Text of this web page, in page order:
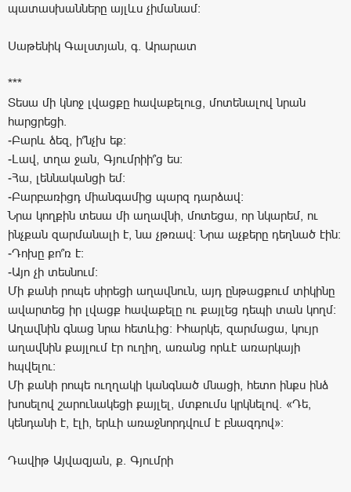
պատասխանները այլևս չիմանամ:
Սաթենիկ Գալստյան, գ. Արարատ
***
Տեսա մի կնոջ լվացքը հավաքելուց, մոտենալով նրան
հարցրեցի.
-Բարև ձեզ, ի՞նչխ եք:
-Լավ, տղա ջան, Գյումրիի՞ց ես:
-Հա, լեննականցի եմ:
-Բարբառիցդ միանգամից պարզ դարձավ:
Նրա կողքին տեսա մի աղավնի, մոտեցա, որ նկարեմ, ու
ինչքան զարմանալի է, նա չթռավ: Նրա աչքերը դեղնած էին:
-Դոխը քո՞ռ է:
-Այո չի տեսնում:
Մի քանի րոպե սիրեցի աղավնուն, այդ ընթացքում տիկինը
ավարտեց իր լվացք հավաքելը ու քայլեց դեպի տան կողմ:
Աղավնին գնաց նրա հետևից: Իհարկե, զարմացա, կույր
աղավնին քայլում էր ուղիղ, առանց որևէ առարկայի
հպվելու:
Մի քանի րոպե ուղղակի կանգնած մնացի, հետո ինքս ինձ
խոսելով շարունակեցի քայլել, մտքումս կրկնելով. «Դե,
կենդանի է, էլի, երևի առաջնորդվում է բնազդով»:
Դավիթ Այվազյան, ք. Գյումրի